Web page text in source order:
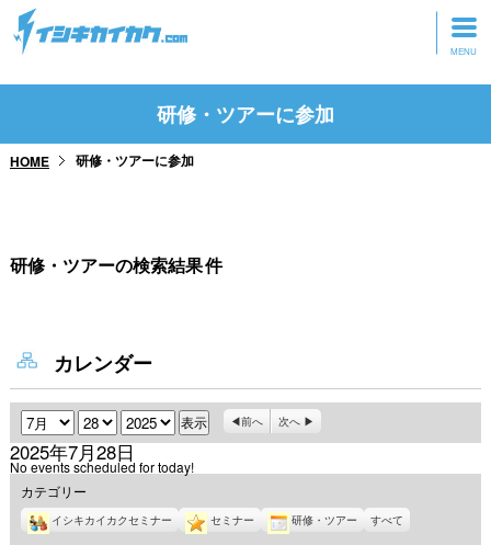
トップページ
研修・ツアーに参加
研修・ツアーに参加
HOME 研修・ツアーに参加
研修・ツアーの検索結果件
カレンダー
月 日 年 前へ 次へ
2025年7月28日
No events scheduled for today!
カテゴリー
イシキカイカクセミナー セミナー 研修・ツアー すべて